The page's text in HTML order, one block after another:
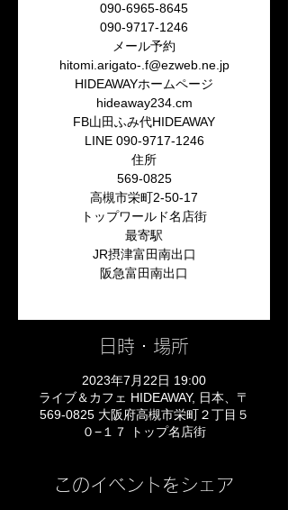
090-6965-8645
090-9717-1246
メール予約
hitomi.arigato-.f@ezweb.ne.jp
HIDEAWAYホームページ
hideaway234.cm
FB山田ふみ代HIDEAWAY
LINE 090-9717-1246
住所
569-0825
高槻市栄町2-50-17
トップワールド名店街
最寄駅
JR摂津富田南出口
阪急富田南出口
日時・場所
2023年7月22日 19:00
ライブ＆カフェ HIDEAWAY, 日本、〒
569-0825 大阪府高槻市栄町２丁目５
０−１７ トップ名店街
このイベントをシェア